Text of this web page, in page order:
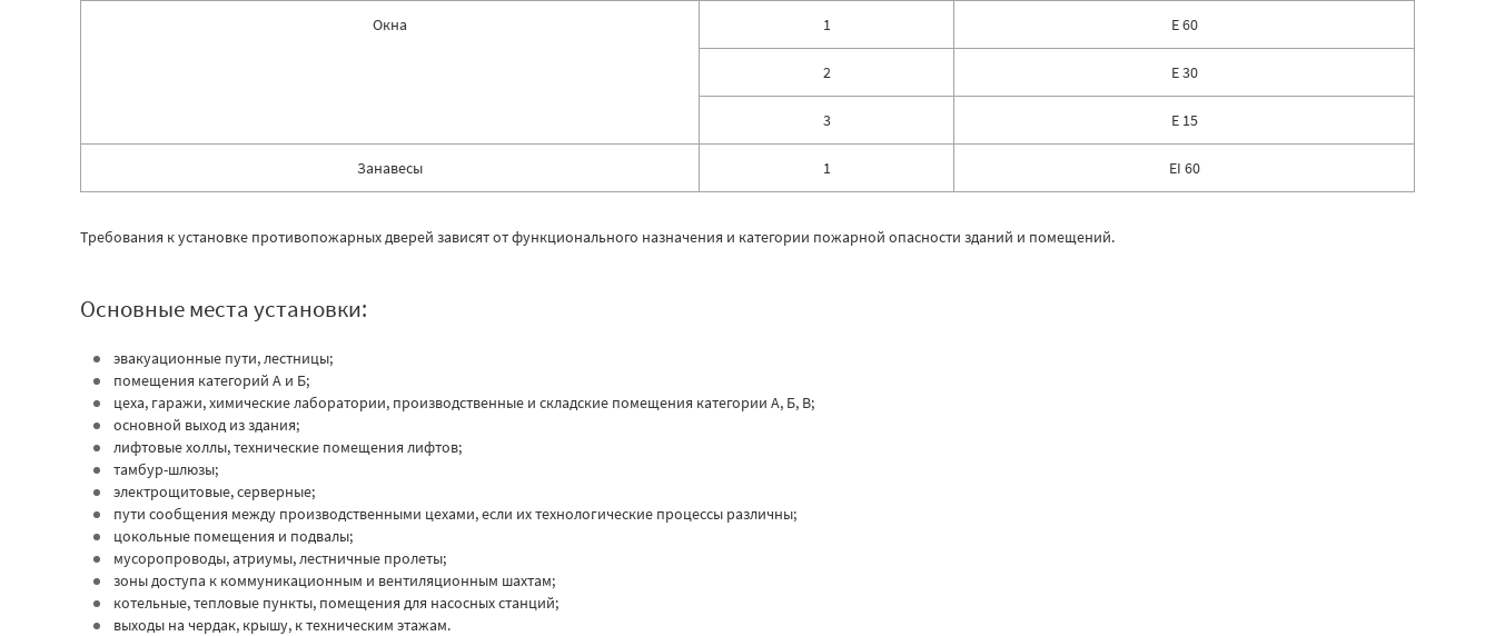
Окна 1 E 60
2 E 30
3 E 15
Занавесы 1 EI 60
Требования к установке противопожарных дверей зависят от функционального назначения и категории пожарной опасности зданий и помещений.
Основные места установки:
эвакуационные пути, лестницы;
помещения категорий А и Б;
цеха, гаражи, химические лаборатории, производственные и складские помещения категории А, Б, В;
основной выход из здания;
лифтовые холлы, технические помещения лифтов;
тамбур-шлюзы;
электрощитовые, серверные;
пути сообщения между производственными цехами, если их технологические процессы различны;
цокольные помещения и подвалы;
мусоропроводы, атриумы, лестничные пролеты;
зоны доступа к коммуникационным и вентиляционным шахтам;
котельные, тепловые пункты, помещения для насосных станций;
выходы на чердак, крышу, к техническим этажам.